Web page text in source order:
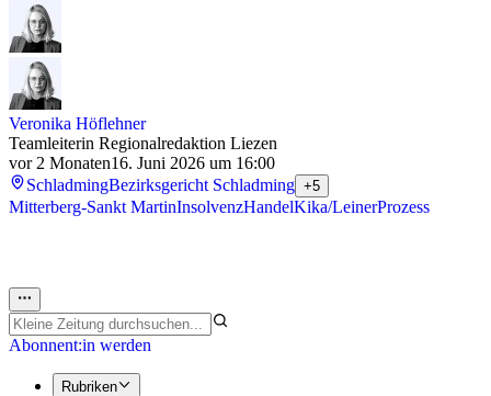
Veronika Höflehner
Teamleiterin Regionalredaktion Liezen
vor 2 Monaten16. Juni 2026 um 16:00
SchladmingBezirksgericht Schladming +5
Mitterberg-Sankt MartinInsolvenzHandelKika/LeinerProzess
Abonnent:in werden
Rubriken